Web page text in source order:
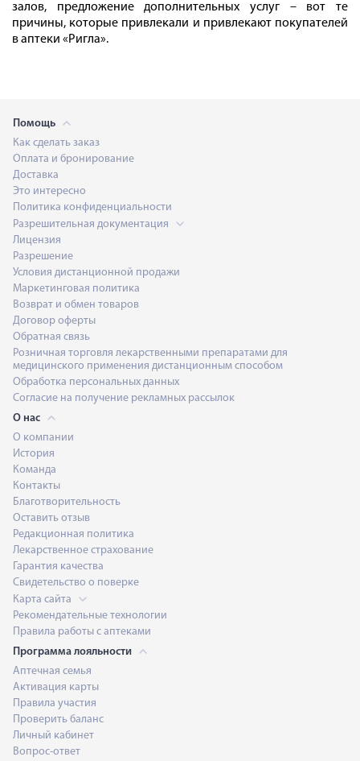
залов, предложение дополнительных услуг – вот те
причины, которые привлекали и привлекают покупателей
в аптеки «Ригла».
Помощь
Как сделать заказ
Оплата и бронирование
Доставка
Это интересно
Политика конфиденциальности
Разрешительная документация
Лицензия
Разрешение
Условия дистанционной продажи
Маркетинговая политика
Возврат и обмен товаров
Договор оферты
Обратная связь
Розничная торговля лекарственными препаратами для
медицинского применения дистанционным способом
Обработка персональных данных
Согласие на получение рекламных рассылок
О нас
О компании
История
Команда
Контакты
Благотворительность
Оставить отзыв
Редакционная политика
Лекарственное страхование
Гарантия качества
Свидетельство о поверке
Карта сайта
Рекомендательные технологии
Правила работы с аптеками
Программа лояльности
Аптечная семья
Активация карты
Правила участия
Проверить баланс
Личный кабинет
Вопрос-ответ